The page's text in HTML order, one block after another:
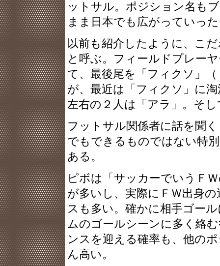
ットサル。ポジション名も
まま日本でも広がっていっ
以前も紹介したように、こ
と呼ぶ。フィールドプレー
て、最後尾を「フィクソ」
が、最近は「フィクソ」に
左右の２人は「アラ」。そ
フットサル関係者に話を聞
でもできるものではない特
ある。
ピボは「サッカーでいうＦ
が多いし、実際にＦＷ出身
スも多い。確かに相手ゴー
ムのゴールシーンに多く絡
ンスを迎える確率も、他の
ん高い。